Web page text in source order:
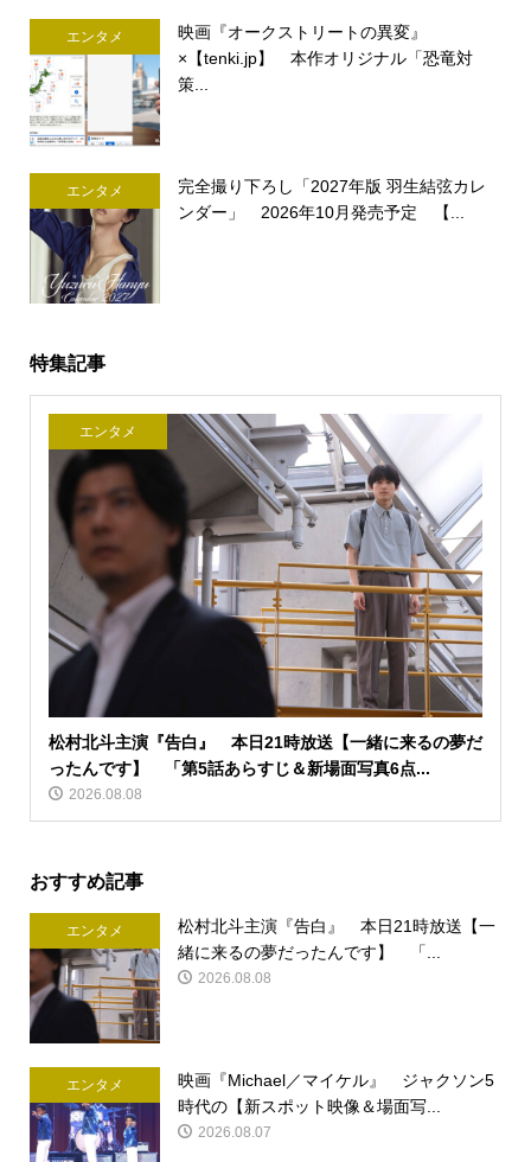
エンタメ
映画『オークストリートの異変』
×【tenki.jp】 本作オリジナル「恐竜対
策...
エンタメ
完全撮り下ろし「2027年版 羽生結弦カレ
ンダー」 2026年10月発売予定 【...
特集記事
エンタメ
松村北斗主演『告白』 本日21時放送【一緒に来るの夢だ
ったんです】 「第5話あらすじ＆新場面写真6点...
2026.08.08
おすすめ記事
エンタメ
松村北斗主演『告白』 本日21時放送【一
緒に来るの夢だったんです】 「...
2026.08.08
エンタメ
映画『Michael／マイケル』 ジャクソン5
時代の【新スポット映像＆場面写...
2026.08.07